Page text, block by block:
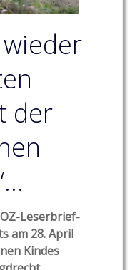
der
Leserbrief-
am 28. April
Kindes